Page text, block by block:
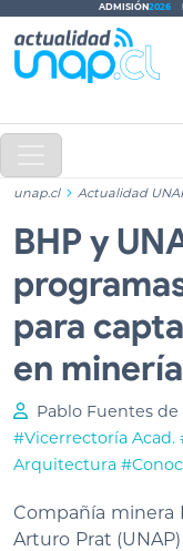
ADMISIÓN2026
unap.cl Actualidad
BHP y
para
en minería
Pablo Fuentes de
#Vicerrectoría Acad.
Arquitectura
Compañía minera
Arturo Prat